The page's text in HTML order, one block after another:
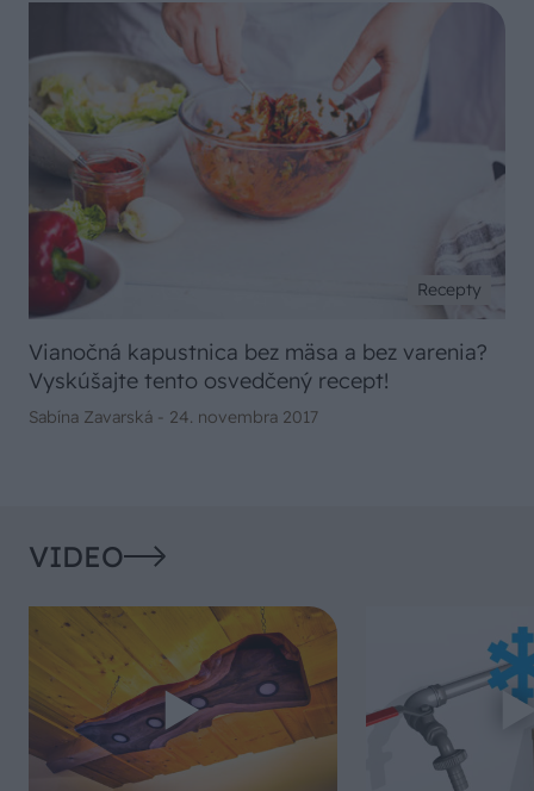
Recepty
Vianočná kapustnica bez mäsa a bez varenia?
Vyskúšajte tento osvedčený recept!
Sabína Zavarská - 24. novembra 2017
VIDEO